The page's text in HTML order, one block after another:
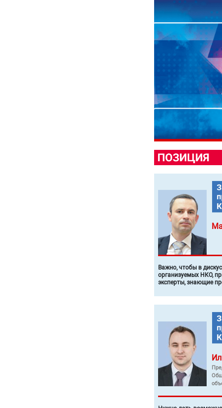
Важно, чтобы в
организуемых НКО,
эксперты, знающие